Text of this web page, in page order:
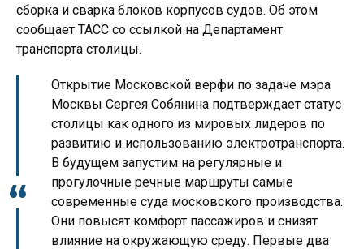
сборка и сварка блоков корпусов судов. Об этом
сообщает ТАСС со ссылкой на Департамент
транспорта столицы.
Открытие Московской верфи по задаче мэра
Москвы Сергея Собянина подтверждает статус
столицы как одного из мировых лидеров по
развитию и использованию электротранспорта.
В будущем запустим на регулярные и
прогулочные речные маршруты самые
современные суда московского производства.
Они повысят комфорт пассажиров и снизят
влияние на окружающую среду. Первые два